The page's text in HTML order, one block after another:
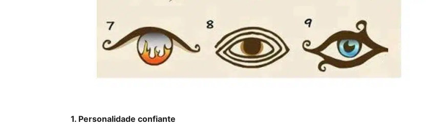
1. Personalidade confiante